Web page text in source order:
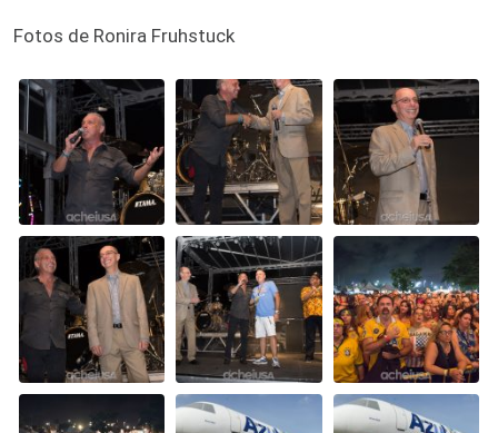
Fotos de Ronira Fruhstuck